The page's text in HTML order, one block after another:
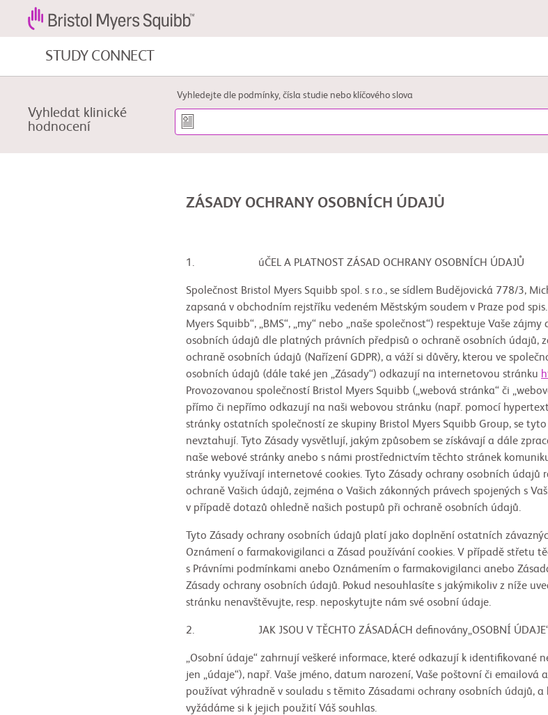
STUDY CONNECT
Nádorová onemocnění krve a
onemocnění krve
Zhoubná nádorová onemocnění
soustavy
Zhoubná nádorová onemocnění
močopohlavní soustavy
Vyhledat klinické
hodnocení
Vyhledejte dle podmínky, čísla studie nebo klíčového slova
ZÁSADY OCHRANY OSOBNÍCH ÚDAJŮ
1. úČEL A PLATNOST ZÁSAD OCHRANY OSOBNÍCH ÚDAJŮ
Společnost Bristol Myers Squibb spol. s r.o., se sídlem Budějovická 778/3,
zapsaná v obchodním rejstříku vedeném Městským soudem v Praze pod
Myers Squibb“, „BMS“, „my“ nebo „naše společnost“) respektuje Vaše
osobních údajů dle platných právních předpisů o ochraně osobních údajů,
ochraně osobních údajů (Nařízení GDPR), a váží si důvěry, kterou ve
osobních údajů (dále také jen „Zásady“) odkazují na internetovou stránku
Provozovanou společností Bristol Myers Squibb („webová stránka“ či
přímo či nepřímo odkazují na naši webovou stránku (např. pomocí
stránky ostatních společností ze skupiny Bristol Myers Squibb Group, se
nevztahují. Tyto Zásady vysvětlují, jakým způsobem se získávají a dále
naše webové stránky anebo s námi prostřednictvím těchto stránek
stránky využívají internetové cookies. Tyto Zásady ochrany osobních údajů
ochraně Vašich údajů, zejména o Vašich zákonných právech spojených s
v případě dotazů ohledně našich postupů při ochraně osobních údajů.
Tyto Zásady ochrany osobních údajů platí jako doplnění ostatních
Oznámení o farmakovigilanci a Zásad používání cookies. V případě střetu
s Právními podmínkami anebo Oznámením o farmakovigilanci anebo
Zásady ochrany osobních údajů. Pokud nesouhlasíte s jakýmikoliv z níže
stránku nenavštěvujte, resp. neposkytujte nám své osobní údaje.
2. JAK JSOU V TĚCHTO ZÁSADÁCH definovány„OSOBNÍ
„Osobní údaje“ zahrnují veškeré informace, které odkazují k identifikované
jen „údaje“), např. Vaše jméno, datum narození, Vaše poštovní či emailová
používat výhradně v souladu s těmito Zásadami ochrany osobních údajů,
vyžádáme si k jejich použití Váš souhlas.